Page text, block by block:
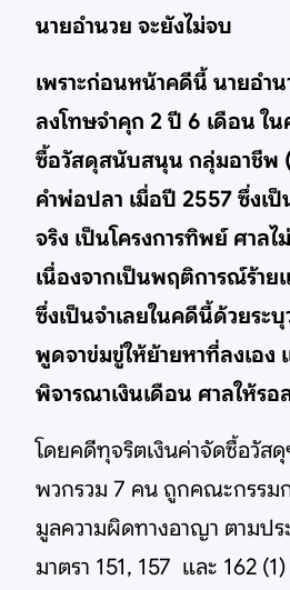
นายอำนวย จะยังไม่จบ
เพราะก่อนหน้าคดีนี้ นายอำ
ลงโทษจำคุก 2 ปี 6 เดือน ใ
ซื้อวัสดุสนับสนุน กลุ่มอาชีพ
คำพ่อปลา เมื่อปี 2557 ซึ่งเป็
จริง เป็นโครงการทิพย์ ศาลไ
เนื่องจากเป็นพฤติการณ์ร้า
ซึ่งเป็นจำเลยในคดีนี้ด้วยระบุ
พูดจาข่มขู่ให้ย้ายหาที่ลงเอง
พิจารณาเงินเดือน ศาลให้รอ
โดยคดีทุจริตเงินค่าจัดซื้อวัส
พวกรวม 7 คน ถูกคณะกรรม
มูลความผิดทางอาญา ตามป
มาตรา 151, 157 และ 162